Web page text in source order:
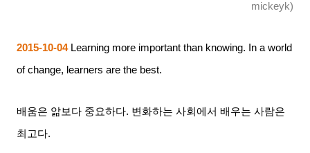
mickeyk)
2015-10-04 Learning more important than knowing. In a world
of change, learners are the best.
배움은 앎보다 중요하다. 변화하는 사회에서 배우는 사람은
최고다.